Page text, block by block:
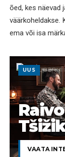
õed, kes näevad
väärkoheldakse.
ema või isa
UUS
VAATA